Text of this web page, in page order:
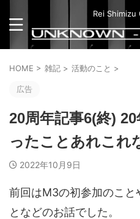
Rei
HOME > 雑記 > 活動のこと >
広告
20周年記事6(終)
ったことあれこれ
2022年10月9日
前回はM3の初参加のこと
となどのお話でした。